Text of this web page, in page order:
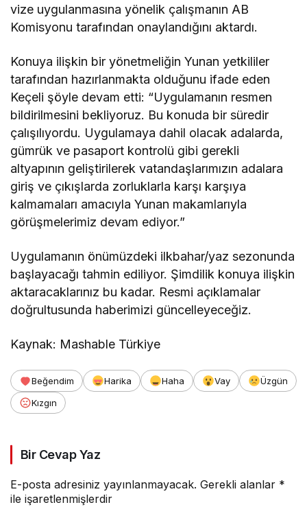
vize uygulanmasına yönelik çalışmanın AB
Komisyonu tarafından onaylandığını aktardı.
Konuya ilişkin bir yönetmeliğin Yunan yetkililer
tarafından hazırlanmakta olduğunu ifade eden
Keçeli şöyle devam etti: “Uygulamanın resmen
bildirilmesini bekliyoruz. Bu konuda bir süredir
çalışılıyordu. Uygulamaya dahil olacak adalarda,
gümrük ve pasaport kontrolü gibi gerekli
altyapının geliştirilerek vatandaşlarımızın adalara
giriş ve çıkışlarda zorluklarla karşı karşıya
kalmamaları amacıyla Yunan makamlarıyla
görüşmelerimiz devam ediyor.”
Uygulamanın önümüzdeki ilkbahar/yaz sezonunda
başlayacağı tahmin ediliyor. Şimdilik konuya ilişkin
aktaracaklarınız bu kadar. Resmi açıklamalar
doğrultusunda haberimizi güncelleyeceğiz.
Kaynak: Mashable Türkiye
Beğendim Harika Haha Vay
Üzgün
Kızgın
Bir Cevap Yaz
E-posta adresiniz yayınlanmayacak. Gerekli alanlar *
ile işaretlenmişlerdir